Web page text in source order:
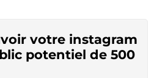
votre instagram
potentiel de 500